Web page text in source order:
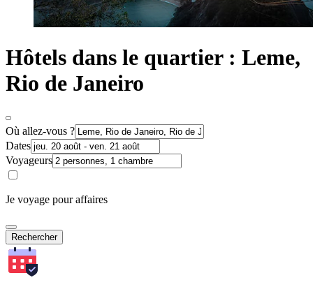
Hôtels dans le quartier : Leme,
Rio de Janeiro
Où allez-vous ?
Dates
Voyageurs
Je voyage pour affaires
Rechercher